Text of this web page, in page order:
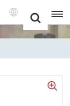
Language(แบบ